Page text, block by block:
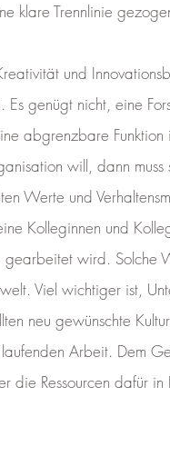
klare Trennlinie
und
genügt nicht, eine
abgrenzbare Funktion
will, dann muss
Werte und
Kolleginnen und
wird. Solche
Viel wichtiger ist,
neu gewünschte
Arbeit. Dem
Ressourcen dafür in